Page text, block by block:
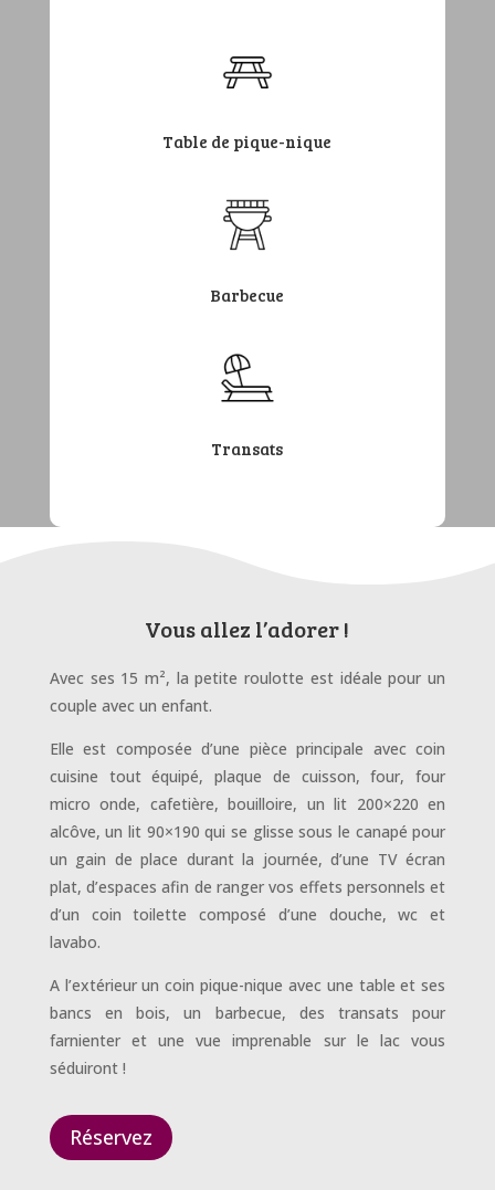
Table de pique-nique
Barbecue
Transats
Vous allez l’adorer !
Avec ses 15 m², la petite roulotte est idéale pour un
couple avec un enfant.
Elle est composée d’une pièce principale avec coin
cuisine tout équipé, plaque de cuisson, four, four
micro onde, cafetière, bouilloire, un lit 200×220 en
alcôve, un lit 90×190 qui se glisse sous le canapé pour
un gain de place durant la journée, d’une TV écran
plat, d’espaces afin de ranger vos effets personnels et
d’un coin toilette composé d’une douche, wc et
lavabo.
A l’extérieur un coin pique-nique avec une table et ses
bancs en bois, un barbecue, des transats pour
farnienter et une vue imprenable sur le lac vous
séduiront !
Réservez